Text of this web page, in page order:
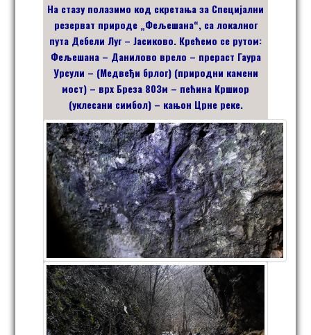
На стазу полазимо код скретања за Специјални
резерват природе „Фељешана“, са локалног
пута Дебели Луг – Јасиково. Крећемо се рутом:
Фељешана – Данилово врело – прераст Гаура
Урсули – (Медвеђи брлог) (природни камени
мост) – врх Бреза 803м – пећина Кршиор
(уклесани симбол) – кањон Црне реке.